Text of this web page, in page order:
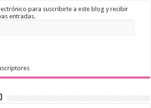
para suscribirte a este blog y recibir
entradas.